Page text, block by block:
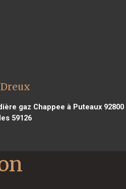
gaz Chappee à Puteaux 92800
59126